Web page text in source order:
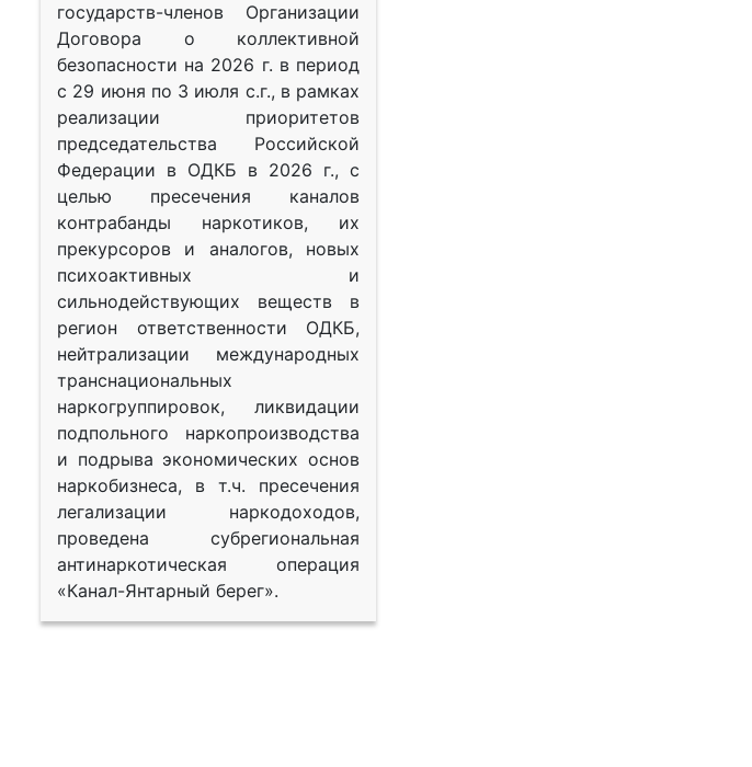
государств-членов Организации
Договора о коллективной
безопасности на 2026 г. в период
с 29 июня по 3 июля с.г., в рамках
реализации приоритетов
председательства Российской
Федерации в ОДКБ в 2026 г., с
целью пресечения каналов
контрабанды наркотиков, их
прекурсоров и аналогов, новых
психоактивных и
сильнодействующих веществ в
регион ответственности ОДКБ,
нейтрализации международных
транснациональных
наркогруппировок, ликвидации
подпольного наркопроизводства
и подрыва экономических основ
наркобизнеса, в т.ч. пресечения
легализации наркодоходов,
проведена субрегиональная
антинаркотическая операция
«Канал-Янтарный берег».